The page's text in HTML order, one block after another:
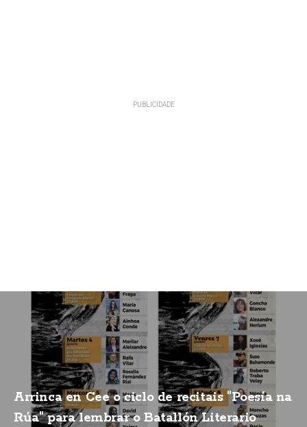
Arrinca en Cee o ciclo de recitais "Poesía na
Rúa" para lembrar o Batallón Literario